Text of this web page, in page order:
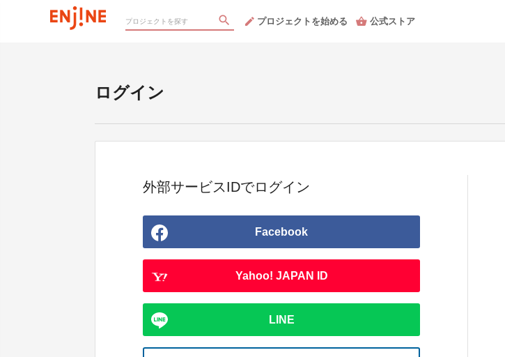
プロジェクトを始める 公式ストア
ログイン
外部サービスIDでログイン
Facebook
Yahoo! JAPAN ID
LINE